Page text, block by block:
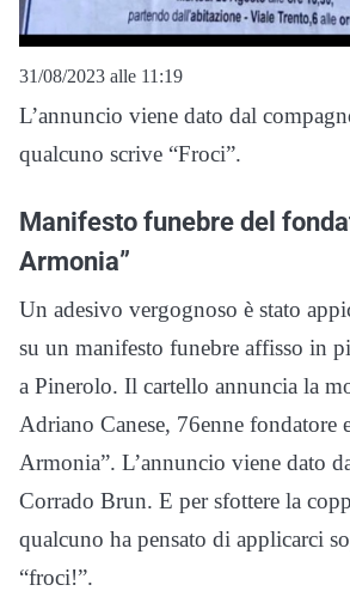
31/08/2023 alle 11:19
L’annuncio viene dato dal
qualcuno scrive “Froci”.
Manifesto funebre del
Armonia”
Un adesivo vergognoso è stato
su un manifesto funebre affisso in
a Pinerolo. Il cartello annuncia la
Adriano Canese, 76enne fondatore
Armonia”. L’annuncio viene dato
Corrado Brun. E per sfottere la
qualcuno ha pensato di applicarci
“froci!”.